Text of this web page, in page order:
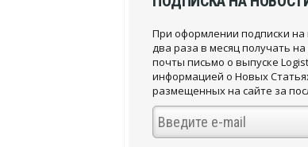
При оформлении подписки
два раза в месяц получать
почты письмо о выпуске
информацией о Новых
размещенных на сайте за